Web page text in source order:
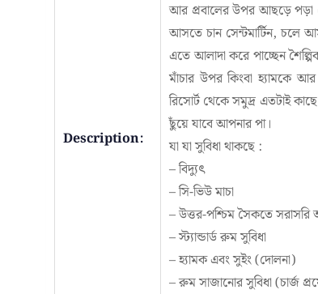
Description:
আর প্রবালের উপর আছড়ে পড়া
আসতে চান সেন্টমার্টিন, চলে
এতে আলাদা করে পাচ্ছেন
মাঁচার উপর কিংবা হ্যামকে
রিসোর্ট থেকে সমুদ্র এতটাই
ছুঁয়ে যাবে আপনার পা।
যা যা সুবিধা থাকছে :
– বিদ্যুৎ
– সি-ভিউ মাচা
– উত্তর-পশ্চিম সৈকতে সরাসরি
– স্ট্যান্ডার্ড রুম সুবিধা
– হ্যামক এবং সুইং (দোলনা)
– রুম সাজানোর সুবিধা (চার্জ